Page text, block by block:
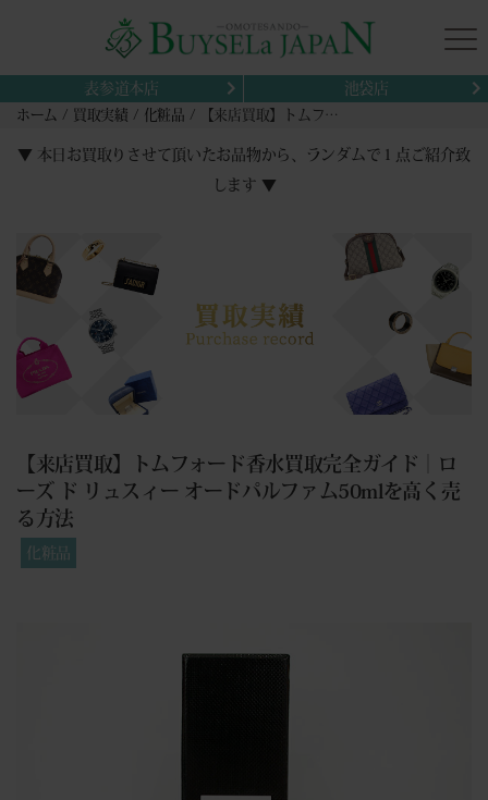
表参道本店 池袋店
ホーム 買取実績 化粧品 【来店買取】トムフォード香水買取完全ガイド｜ローズ ド リュスィー オードパルファム50mlを高く売る方法
▼ 本日お買取りさせて頂いたお品物から、ランダムで１点ご紹介致
します ▼
【来店買取】トムフォード香水買取完全ガイド｜ロ
ーズ ド リュスィー オードパルファム50mlを高く売
る方法
化粧品